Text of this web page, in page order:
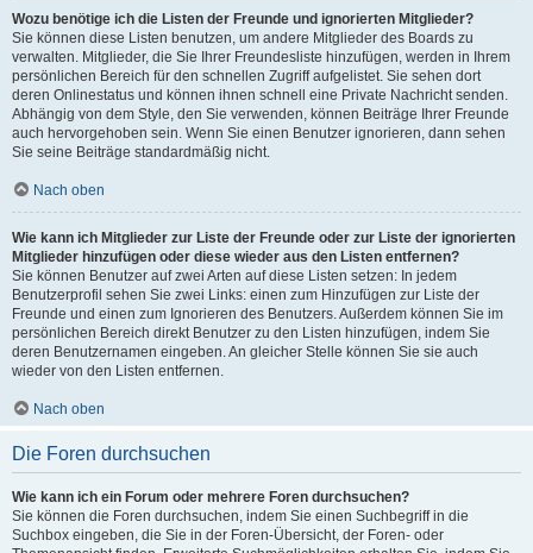
Wozu benötige ich die Listen der Freunde und ignorierten Mitglieder?
Sie können diese Listen benutzen, um andere Mitglieder des Boards zu
verwalten. Mitglieder, die Sie Ihrer Freundesliste hinzufügen, werden in Ihrem
persönlichen Bereich für den schnellen Zugriff aufgelistet. Sie sehen dort
deren Onlinestatus und können ihnen schnell eine Private Nachricht senden.
Abhängig von dem Style, den Sie verwenden, können Beiträge Ihrer Freunde
auch hervorgehoben sein. Wenn Sie einen Benutzer ignorieren, dann sehen
Sie seine Beiträge standardmäßig nicht.
Nach oben
Wie kann ich Mitglieder zur Liste der Freunde oder zur Liste der ignorierten
Mitglieder hinzufügen oder diese wieder aus den Listen entfernen?
Sie können Benutzer auf zwei Arten auf diese Listen setzen: In jedem
Benutzerprofil sehen Sie zwei Links: einen zum Hinzufügen zur Liste der
Freunde und einen zum Ignorieren des Benutzers. Außerdem können Sie im
persönlichen Bereich direkt Benutzer zu den Listen hinzufügen, indem Sie
deren Benutzernamen eingeben. An gleicher Stelle können Sie sie auch
wieder von den Listen entfernen.
Nach oben
Die Foren durchsuchen
Wie kann ich ein Forum oder mehrere Foren durchsuchen?
Sie können die Foren durchsuchen, indem Sie einen Suchbegriff in die
Suchbox eingeben, die Sie in der Foren-Übersicht, der Foren- oder